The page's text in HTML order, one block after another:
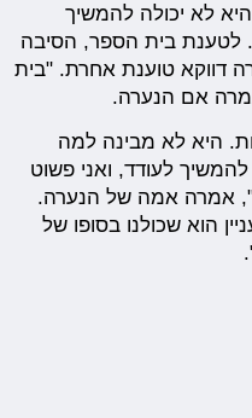
לא יכולה להמשיך
לטענת בית הספר, הסיבה
דווקא טוענת אחרת. "בית
אם הנערה.
היא לא מבינה למה
לעודד, ואני פשוט
אמרה אמה של הנערה.
הוא שכולנו בסופו של